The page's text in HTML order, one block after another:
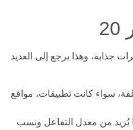
جذابة، وهذا يرجع إلى العديد
سواء كانت تطبيقات، مواقع
يُزيد من معدل التفاعل ونسب